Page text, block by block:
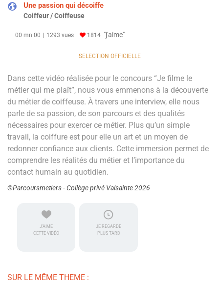
Une passion qui décoiffe
Coiffeur / Coiffeuse
00 mn 00 1293 vues 1814 "j'aime"
SELECTION OFFICIELLE
Dans cette vidéo réalisée pour le concours “Je filme le
métier qui me plaît”, nous vous emmenons à la découverte
du métier de coiffeuse. À travers une interview, elle nous
parle de sa passion, de son parcours et des qualités
nécessaires pour exercer ce métier. Plus qu’un simple
travail, la coiffure est pour elle un art et un moyen de
redonner confiance aux clients. Cette immersion permet de
comprendre les réalités du métier et l’importance du
contact humain au quotidien.
©Parcoursmetiers - Collège privé Valsainte 2026
J'AIME
CETTE VIDÉO
JE REGARDE
PLUS TARD
SUR LE MÊME THEME :